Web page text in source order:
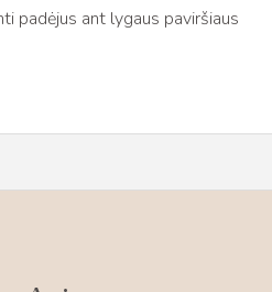
padėjus ant lygaus paviršiaus